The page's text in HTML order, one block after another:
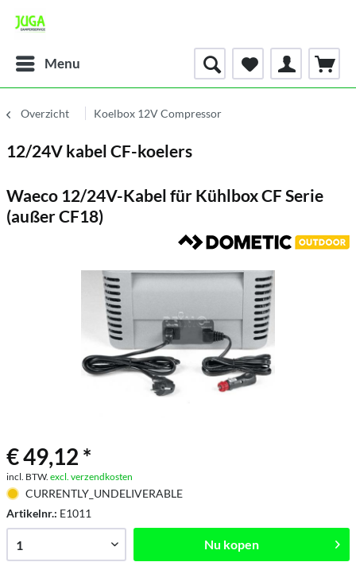
Menu
Overzicht Koelbox 12V Compressor
12/24V kabel CF-koelers
Waeco 12/24V-Kabel für Kühlbox CF Serie
(außer CF18)
€ 49,12 *
incl. BTW. excl. verzendkosten
CURRENTLY_UNDELIVERABLE
Artikelnr.: E1011
Nu kopen